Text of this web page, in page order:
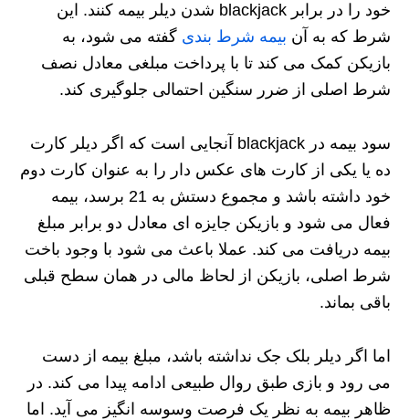
خود را در برابر blackjack شدن دیلر بیمه کنند. این
شرط که به آن بیمه شرط بندی گفته می شود، به
بازیکن کمک می کند تا با پرداخت مبلغی معادل نصف
شرط اصلی از ضرر سنگین احتمالی جلوگیری کند.
سود بیمه در blackjack آنجایی است که اگر دیلر کارت
ده یا یکی از کارت های عکس دار را به عنوان کارت دوم
خود داشته باشد و مجموع دستش به 21 برسد، بیمه
فعال می شود و بازیکن جایزه ای معادل دو برابر مبلغ
بیمه دریافت می کند. عملا باعث می شود با وجود باخت
شرط اصلی، بازیکن از لحاظ مالی در همان سطح قبلی
باقی بماند.
اما اگر دیلر بلک جک نداشته باشد، مبلغ بیمه از دست
می رود و بازی طبق روال طبیعی ادامه پیدا می کند. در
ظاهر بیمه به نظر یک فرصت وسوسه انگیز می آید. اما